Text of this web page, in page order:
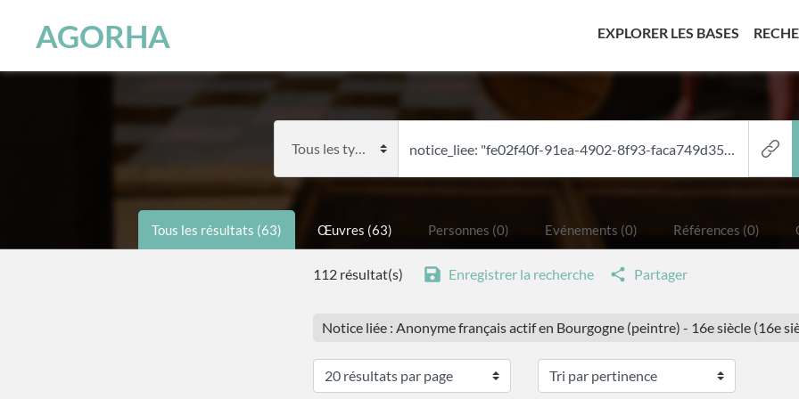
AGORHA EXPLORER LES BASES
Tous les résultats (63) Œuvres (63) Personnes (0) Evénements (0) Références (0)
112 résultat(s) Enregistrer la recherche Partager
Notice liée : Anonyme français actif en Bourgogne (peintre) - 16e siècle (16e